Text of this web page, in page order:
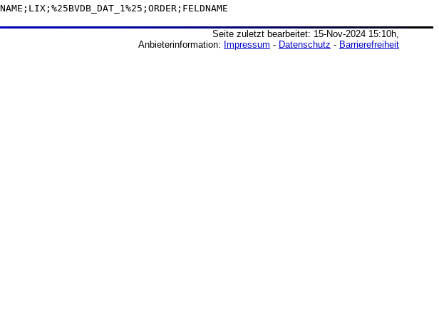
Seite zuletzt bearbeitet: 15-Nov-2024 15:10h,
Anbieterinformation: Impressum - Datenschutz - Barrierefreiheit